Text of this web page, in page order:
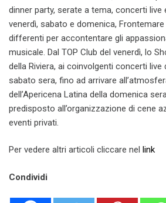
dinner party, serate a tema, concerti live
venerdì, sabato e domenica,
differenti per accontentare gli
musicale. Dal TOP Club del venerdì, lo
della Riviera, ai coinvolgenti concerti live
sabato sera, fino ad arrivare
dell’Apericena Latina della domenica
predisposto all’organizzazione di cene
eventi privati.
Per vedere altri articoli cliccare nel link
Condividi